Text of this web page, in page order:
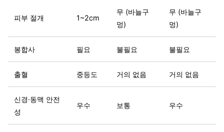
피부 절개 1~2cm
무 (바늘구
멍)
무 (바늘구
멍)
봉합사 필요 불필요 불필요
출혈 중등도 거의 없음 거의 없음
신경·동맥 안전
성
우수 보통 우수